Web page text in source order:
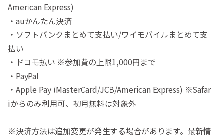
American Express)
・auかんたん決済
・ソフトバンクまとめて支払い/ワイモバイルまとめて支
払い
・ドコモ払い ※参加費の上限1,000円まで
・PayPal
・Apple Pay (MasterCard/JCB/American Express) ※Safar
iからのみ利用可、初月無料は対象外
※決済方法は追加変更が発生する場合があります。最新情